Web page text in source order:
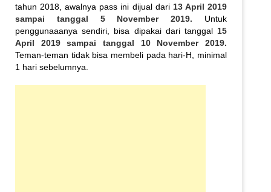
tahun 2018, awalnya pass ini dijual dari 13 April 2019
sampai tanggal 5 November 2019. Untuk
penggunaaanya sendiri, bisa dipakai dari tanggal15
April 2019 sampai tanggal 10 November 2019.
Teman-teman tidak bisa membeli pada hari-H, minimal
1 hari sebelumnya.